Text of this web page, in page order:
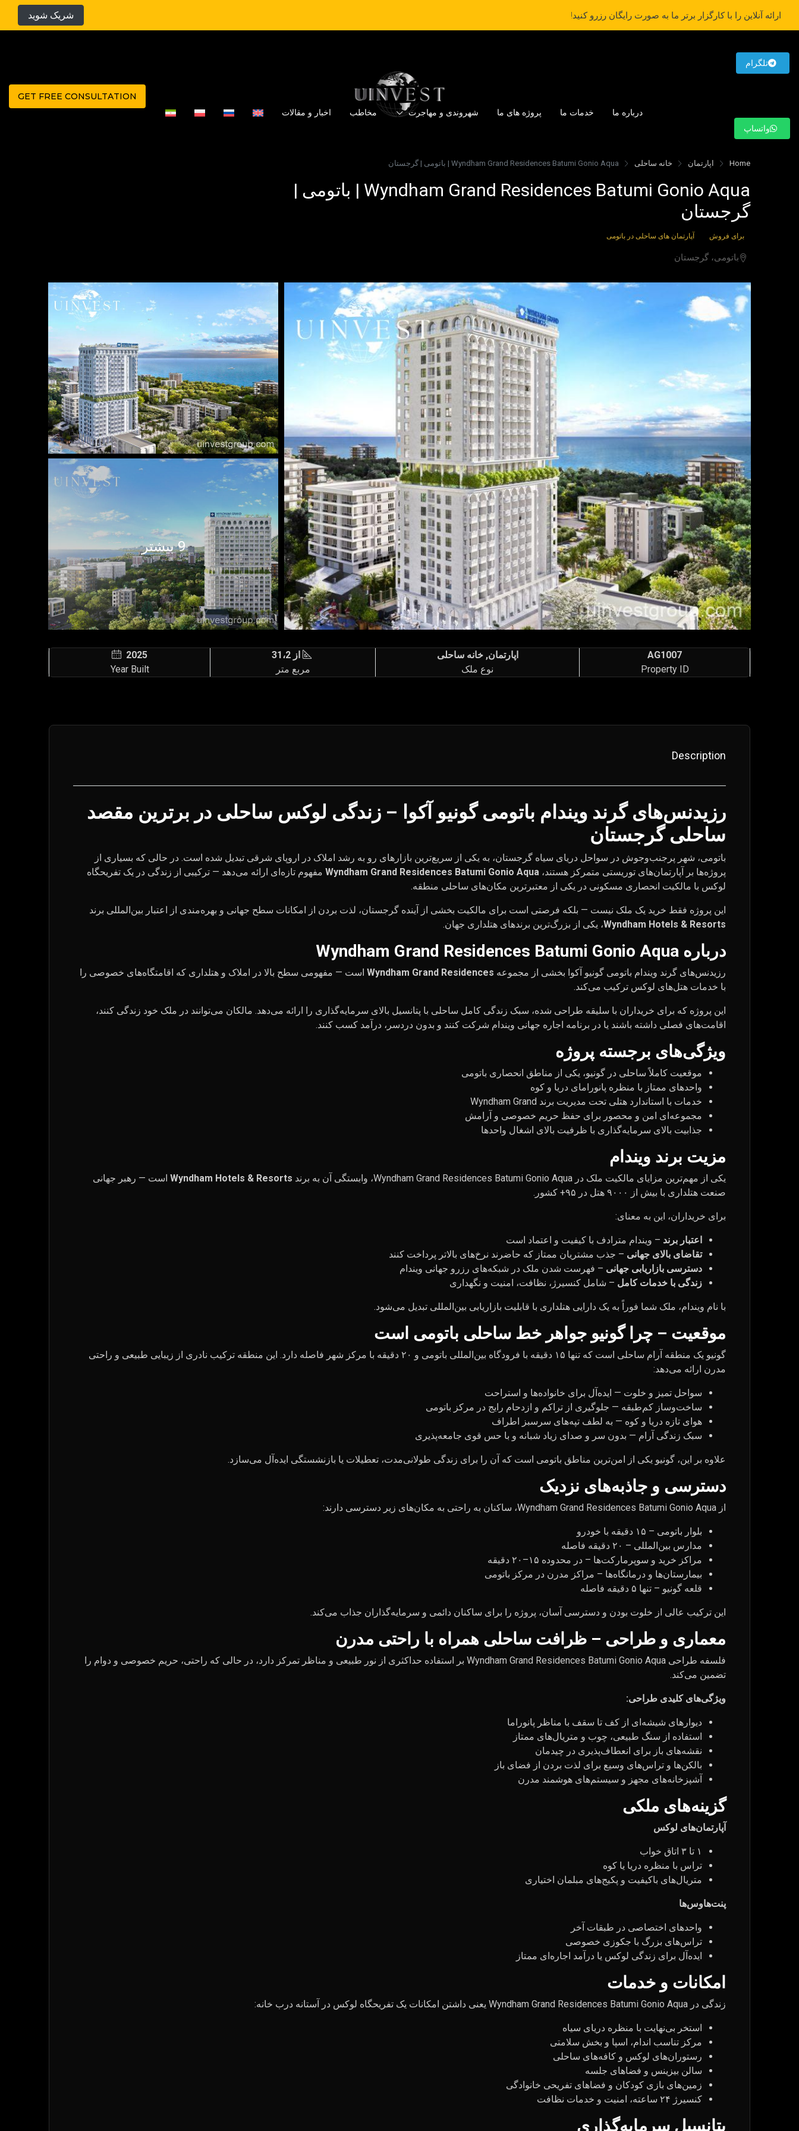
ارائه آنلاین را با کارگزار برتر ما به صورت رایگان رزرو کنید! شریک شوید
تلگرام
واتساپ
GET FREE CONSULTATION
درباره ما
خدمات ما پروژه های ما شهروندی و مهاجرت مخاطب اخبار و مقالات
Home اپارتمان خانه ساحلی Wyndham Grand Residences Batumi Gonio Aqua | باتومی | گرجستان
Wyndham Grand Residences Batumi Gonio Aqua | باتومی |
گرجستان
برای فروش آپارتمان های ساحلی در باتومی
باتومی، گرجستان
9 بیشتر
AG1007
Property ID
اپارتمان, خانه ساحلی
نوع ملک
از 31،2
مربع متر
2025
Year Built
Description
رزیدنس‌های گرند ویندام باتومی گونیو آکوا – زندگی لوکس ساحلی در برترین مقصد
ساحلی گرجستان
باتومی، شهر پرجنب‌وجوش در سواحل دریای سیاه گرجستان، به یکی از سریع‌ترین بازارهای رو به رشد املاک در اروپای شرقی تبدیل شده است. در حالی که بسیاری از
پروژه‌ها بر آپارتمان‌های توریستی متمرکز هستند، Wyndham Grand Residences Batumi Gonio Aqua مفهوم تازه‌ای ارائه می‌دهد — ترکیبی از زندگی در یک تفریحگاه
لوکس با مالکیت انحصاری مسکونی در یکی از معتبرترین مکان‌های ساحلی منطقه.
این پروژه فقط خرید یک ملک نیست — بلکه فرصتی است برای مالکیت بخشی از آینده گرجستان، لذت بردن از امکانات سطح جهانی و بهره‌مندی از اعتبار بین‌المللی برند
Wyndham Hotels & Resorts، یکی از بزرگ‌ترین برندهای هتلداری جهان.
درباره Wyndham Grand Residences Batumi Gonio Aqua
رزیدنس‌های گرند ویندام باتومی گونیو آکوا بخشی از مجموعه Wyndham Grand Residences است — مفهومی سطح بالا در املاک و هتلداری که اقامتگاه‌های خصوصی را
با خدمات هتل‌های لوکس ترکیب می‌کند.
این پروژه که برای خریداران با سلیقه طراحی شده، سبک زندگی کامل ساحلی با پتانسیل بالای سرمایه‌گذاری را ارائه می‌دهد. مالکان می‌توانند در ملک خود زندگی کنند،
اقامت‌های فصلی داشته باشند یا در برنامه اجاره جهانی ویندام شرکت کنند و بدون دردسر، درآمد کسب کنند.
ویژگی‌های برجسته پروژه
موقعیت کاملاً ساحلی در گونیو، یکی از مناطق انحصاری باتومی
واحدهای ممتاز با منظره پانورامای دریا و کوه
خدمات با استاندارد هتلی تحت مدیریت برند Wyndham Grand
مجموعه‌ای امن و محصور برای حفظ حریم خصوصی و آرامش
جذابیت بالای سرمایه‌گذاری با ظرفیت بالای اشغال واحدها
مزیت برند ویندام
یکی از مهم‌ترین مزایای مالکیت ملک در Wyndham Grand Residences Batumi Gonio Aqua، وابستگی آن به برند Wyndham Hotels & Resorts است — رهبر جهانی
صنعت هتلداری با بیش از ۹۰۰۰ هتل در ۹۵+ کشور.
برای خریداران، این به معنای:
اعتبار برند – ویندام مترادف با کیفیت و اعتماد است
تقاضای بالای جهانی – جذب مشتریان ممتاز که حاضرند نرخ‌های بالاتر پرداخت کنند
دسترسی بازاریابی جهانی – فهرست شدن ملک در شبکه‌های رزرو جهانی ویندام
زندگی با خدمات کامل – شامل کنسیرژ، نظافت، امنیت و نگهداری
با نام ویندام، ملک شما فوراً به یک دارایی هتلداری با قابلیت بازاریابی بین‌المللی تبدیل می‌شود.
موقعیت – چرا گونیو جواهر خط ساحلی باتومی است
گونیو یک منطقه آرام ساحلی است که تنها ۱۵ دقیقه با فرودگاه بین‌المللی باتومی و ۲۰ دقیقه با مرکز شهر فاصله دارد. این منطقه ترکیب نادری از زیبایی طبیعی و راحتی
مدرن ارائه می‌دهد:
سواحل تمیز و خلوت — ایده‌آل برای خانواده‌ها و استراحت
ساخت‌وساز کم‌طبقه — جلوگیری از تراکم و ازدحام رایج در مرکز باتومی
هوای تازه دریا و کوه — به لطف تپه‌های سرسبز اطراف
سبک زندگی آرام — بدون سر و صدای زیاد شبانه و با حس قوی جامعه‌پذیری
علاوه بر این، گونیو یکی از امن‌ترین مناطق باتومی است که آن را برای زندگی طولانی‌مدت، تعطیلات یا بازنشستگی ایده‌آل می‌سازد.
دسترسی و جاذبه‌های نزدیک
از Wyndham Grand Residences Batumi Gonio Aqua، ساکنان به راحتی به مکان‌های زیر دسترسی دارند:
بلوار باتومی – ۱۵ دقیقه با خودرو
مدارس بین‌المللی – ۲۰ دقیقه فاصله
مراکز خرید و سوپرمارکت‌ها – در محدوده ۱۵–۲۰ دقیقه
بیمارستان‌ها و درمانگاه‌ها – مراکز مدرن در مرکز باتومی
قلعه گونیو – تنها ۵ دقیقه فاصله
این ترکیب عالی از خلوت بودن و دسترسی آسان، پروژه را برای ساکنان دائمی و سرمایه‌گذاران جذاب می‌کند.
معماری و طراحی – ظرافت ساحلی همراه با راحتی مدرن
فلسفه طراحی Wyndham Grand Residences Batumi Gonio Aqua بر استفاده حداکثری از نور طبیعی و مناظر تمرکز دارد، در حالی که راحتی، حریم خصوصی و دوام را
تضمین می‌کند.
ویژگی‌های کلیدی طراحی:
دیوارهای شیشه‌ای از کف تا سقف با مناظر پانوراما
استفاده از سنگ طبیعی، چوب و متریال‌های ممتاز
نقشه‌های باز برای انعطاف‌پذیری در چیدمان
بالکن‌ها و تراس‌های وسیع برای لذت بردن از فضای باز
آشپزخانه‌های مجهز و سیستم‌های هوشمند مدرن
گزینه‌های ملکی
آپارتمان‌های لوکس
۱ تا ۳ اتاق خواب
تراس با منظره دریا یا کوه
متریال‌های باکیفیت و پکیج‌های مبلمان اختیاری
پنت‌هاوس‌ها
واحدهای اختصاصی در طبقات آخر
تراس‌های بزرگ با جکوزی خصوصی
ایده‌آل برای زندگی لوکس یا درآمد اجاره‌ای ممتاز
امکانات و خدمات
زندگی در Wyndham Grand Residences Batumi Gonio Aqua یعنی داشتن امکانات یک تفریحگاه لوکس در آستانه درب خانه:
استخر بی‌نهایت با منظره دریای سیاه
مرکز تناسب اندام، اسپا و بخش سلامتی
رستوران‌های لوکس و کافه‌های ساحلی
سالن بیزینس و فضاهای جلسه
زمین‌های بازی کودکان و فضاهای تفریحی خانوادگی
کنسیرژ ۲۴ ساعته، امنیت و خدمات نظافت
پتانسیل سرمایه‌گذاری